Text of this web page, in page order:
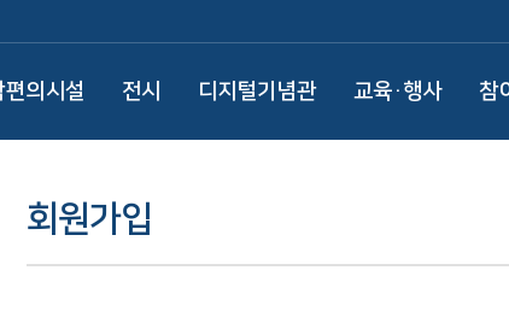
편의시설 전시 디지털기념관 교육·행사 참
회원가입